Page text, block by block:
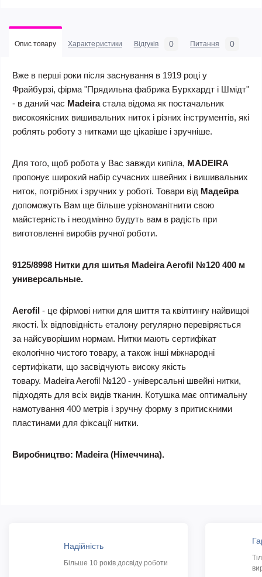
Опис товару Характеристики Відгуків 0 Питання 0
Вже в перші роки після заснування в 1919 році у
Фрайбурзі, фірма "Прядильна фабрика Буркхардт і Шмідт"
- в даний час Madeiraстала відома як постачальник
високоякісних вишивальних ниток і різних інструментів, які
роблять роботу з нитками ще цікавіше і зручніше.
Для того, щоб робота у Вас завжди кипіла, MADEIRA
пропонує широкий набір сучасних швейних і вишивальних
ниток, потрібних і зручних у роботі. Товари від Мадейра
допоможуть Вам ще більше урізноманітнити свою
майстерність і неодмінно будуть вам в радість при
виготовленні виробів ручної роботи.
9125/8998 Нитки для шитья Madeira Aerofil №120 400 м
универсальные.
Aerofil - це фірмові нитки для шиття та квілтингу найвищої
якості. Їх відповідність еталону регулярно перевіряється
за найсуворішим нормам. Нитки мають сертифікат
екологічно чистого товару, а також інші міжнародні
сертифікати, що засвідчують високу якість
товару. Madeira Aerofil №120 - універсальні швейні нитки,
підходять для всіх видів тканин. Котушка має оптимальну
намотування 400 метрів і зручну форму з притискними
пластинами для фіксації нитки.
Виробництво: Madeira (Німеччина).
Надійність
Більше 10 років досвіду роботи